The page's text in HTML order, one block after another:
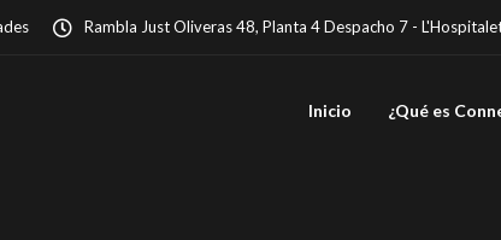
Rambla Just Oliveras 48, Planta 4 Despacho 7 -
Inicio ¿Qué es